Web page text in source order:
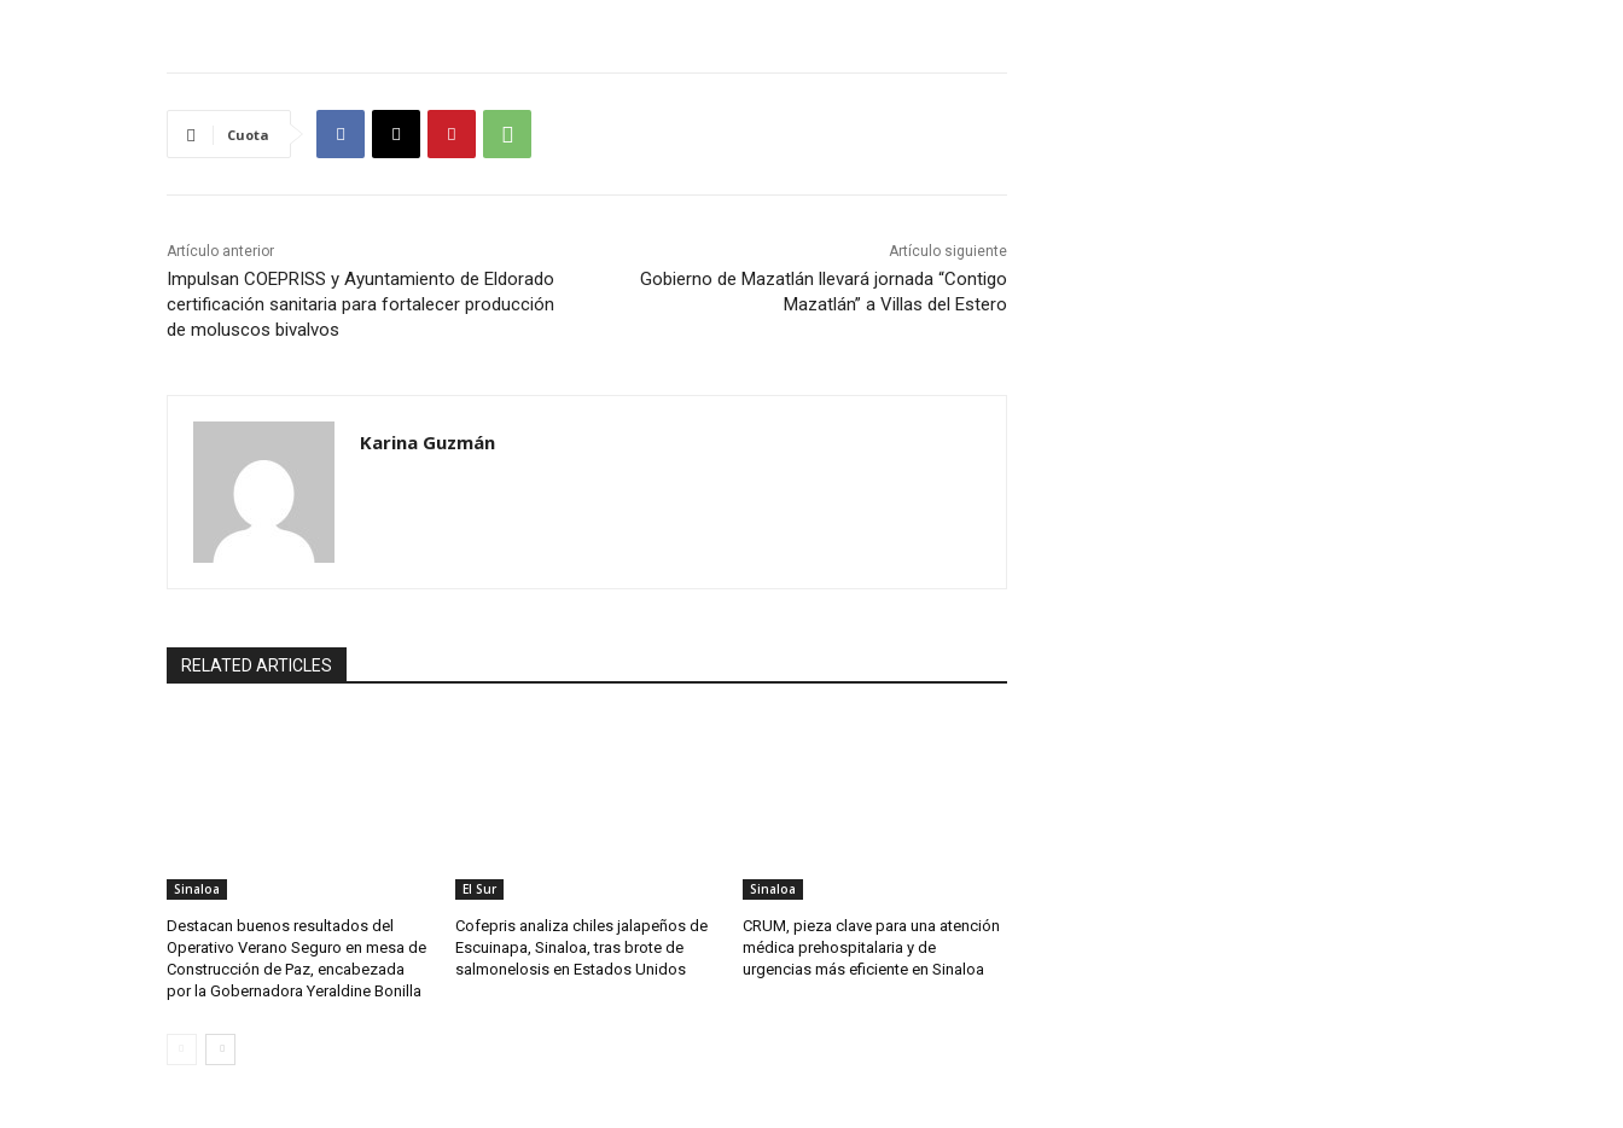
Cuota
Artículo anterior
Impulsan COEPRISS y Ayuntamiento de Eldorado
certificación sanitaria para fortalecer producción
de moluscos bivalvos
Artículo siguiente
Gobierno de Mazatlán llevará jornada “Contigo
Mazatlán” a Villas del Estero
Karina Guzmán
RELATED ARTICLES
Sinaloa
Destacan buenos resultados del
Operativo Verano Seguro en mesa de
Construcción de Paz, encabezada
por la Gobernadora Yeraldine Bonilla
El Sur
Cofepris analiza chiles jalapeños de
Escuinapa, Sinaloa, tras brote de
salmonelosis en Estados Unidos
Sinaloa
CRUM, pieza clave para una atención
médica prehospitalaria y de
urgencias más eficiente en Sinaloa